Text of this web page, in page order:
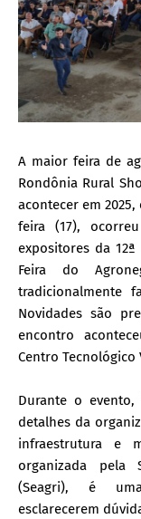
A maior feira de
Rondônia Rural
acontecer em
feira (17),
expositores da
Feira do
tradicionalmente
Novidades são
encontro
Centro Tecnológico
Durante o
detalhes da
infraestrutura e
organizada pela
(Seagri), é
esclarecerem